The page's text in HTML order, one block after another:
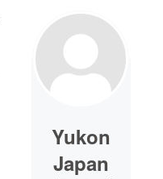
Yukon
Japan